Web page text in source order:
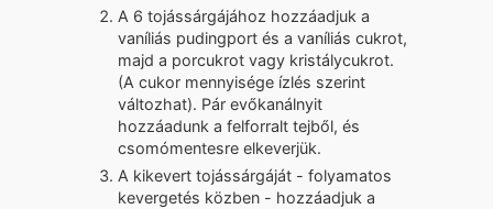
A 6 tojássárgájához hozzáadjuk a
vaníliás pudingport és a vaníliás cukrot,
majd a porcukrot vagy kristálycukrot.
(A cukor mennyisége ízlés szerint
változhat). Pár evőkanálnyit
hozzáadunk a felforralt tejből, és
csomómentesre elkeverjük.
A kikevert tojássárgáját - folyamatos
kevergetés közben - hozzáadjuk a